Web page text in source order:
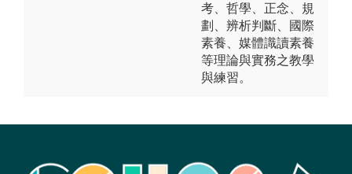
考、哲學、正念、規
劃、辨析判斷、國際
素養、媒體識讀素養
等理論與實務之教學
與練習。